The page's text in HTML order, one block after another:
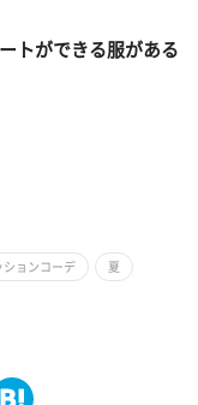
トができる服がある
ションコーデ 夏